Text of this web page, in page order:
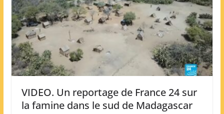
VIDEO. Un reportage de France 24 sur
la famine dans le sud de Madagascar